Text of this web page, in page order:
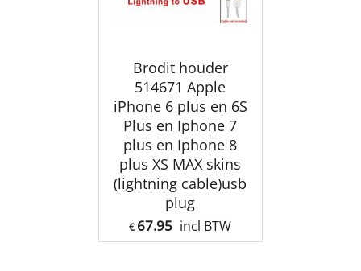
Brodit houder
514671 Apple
iPhone 6 plus en 6S
Plus en Iphone 7
plus en Iphone 8
plus XS MAX skins
(lightning cable)usb
plug
€ 67.95 incl BTW